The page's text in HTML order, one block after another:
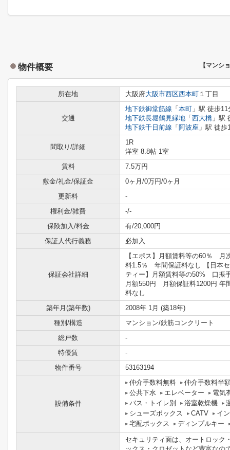
物件概要 【マンシ
所在地 大阪府大阪市西区西本町 １丁目
交通
地下鉄御堂筋線 「 本町 」駅 徒歩11
地下鉄長堀鶴見緑地 「 西大橋 」駅
地下鉄千日前線 「 阿波座 」駅 徒歩
間取り/詳細
1R
洋室 8.8帖 1室
賃料
7.5万円
敷金/礼金/保証金
0ヶ月/0万円/0ヶ月
更新料
-
権利金/雑費
-/-
保険加入/料金
有/20,000円
保証人代行義務
必加入
保証会社詳細
【エポス】月額賃料等の60％ 月
料1.5％ 年間保証料なし 【日本
ティー】月額賃料等の50% 口振
月額550円 月額保証料1200円 年
料なし
築年月(築年数)
2008年 1月 (築18年)
種別/構造
マンション/鉄筋コンクリート
総戸数
-
特優賃
-
物件番号
53163194
設備条件
仲介手数料無料
仲介手数料半
公共下水
エレベーター
電気
バス・トイレ別
浴室乾燥機
シューズボックス
CATV
イ
宅配ボックス
ディンプルキー
セキュリティ面は、オートロック